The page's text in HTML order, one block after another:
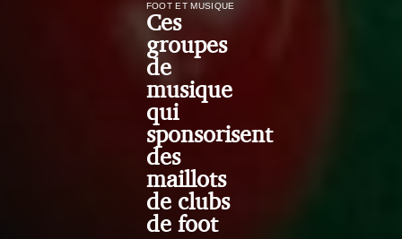
FOOT ET MUSIQUE
Ces
groupes
de
musique
qui
sponsorisent
des
maillots
de clubs
de foot